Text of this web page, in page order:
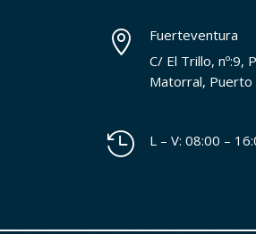

Fuerteventura
C/ El Trillo, nº:9,
Matorral, Puerto
 L – V: 08:00 –